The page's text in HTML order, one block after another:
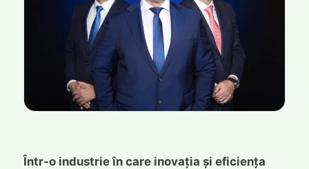
Într-o industrie în care inovația și eficiența